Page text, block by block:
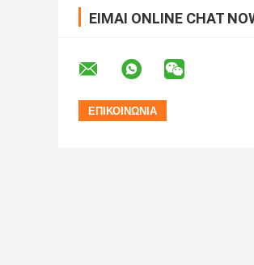
ΕΊΜΑΙ ONLINE CHAT